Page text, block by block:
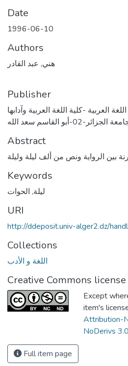
Date
1996-06-10
Authors
هني, عبد القادر
Publisher
العربية -كلية اللغة العربية وآدابها
Abstract
بين الرواية ونص من ألف ليلة وليلة
Keywords
ليلة, الحوات
URI
http://ddeposit.univ-alger2.dz/
Collections
اللغة و الأدب
Creative Commons license
Except
item's
Attribution-
NoDerivs
Full item page